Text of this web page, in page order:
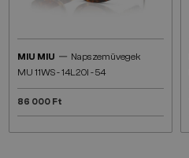
MIU MIU — Napszemüvegek
MU 11WS - 14L20I - 54
86 000 Ft